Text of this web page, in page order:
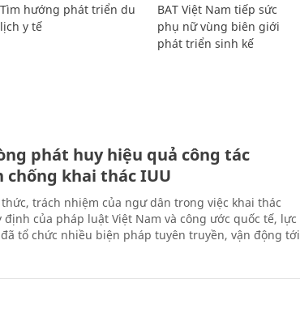
Tìm hướng phát triển du
lịch y tế
BAT Việt Nam tiếp sức
phụ nữ vùng biên giới
phát triển sinh kế
phát huy hiệu quả công tác
khai thác IUU
trách nhiệm của ngư dân trong việc khai thác
của pháp luật Việt Nam và công ước quốc tế, lực
tổ chức nhiều biện pháp tuyên truyền, vận động tới